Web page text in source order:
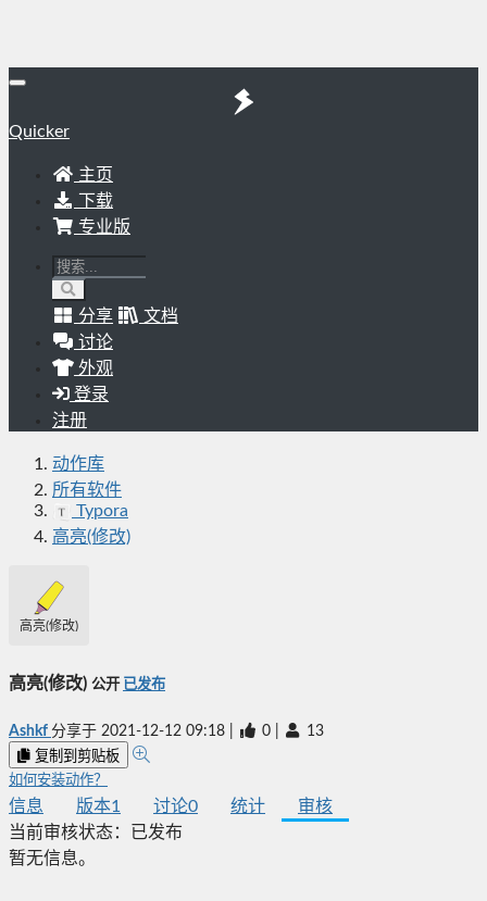
Quicker
主页
下载
专业版
分享
文档
讨论
外观
登录
注册
动作库
所有软件
Typora
高亮(修改)
高亮(修改)
高亮(修改) 公开 已发布
Ashkf 分享于 2021-12-12 09:18 0 13
复制到剪贴板
如何安装动作？
信息 版本1 讨论0 统计
审核
当前审核状态：
已发布
暂无信息。